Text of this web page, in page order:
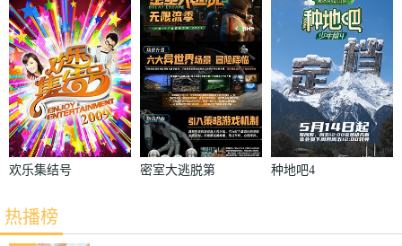
欢乐集结号
密室大逃脱第
种地吧4
热播榜